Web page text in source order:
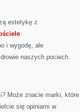
estetykę z
i wygodę, ale
naszych pociech.
Może znacie marki, które
się opiniami w